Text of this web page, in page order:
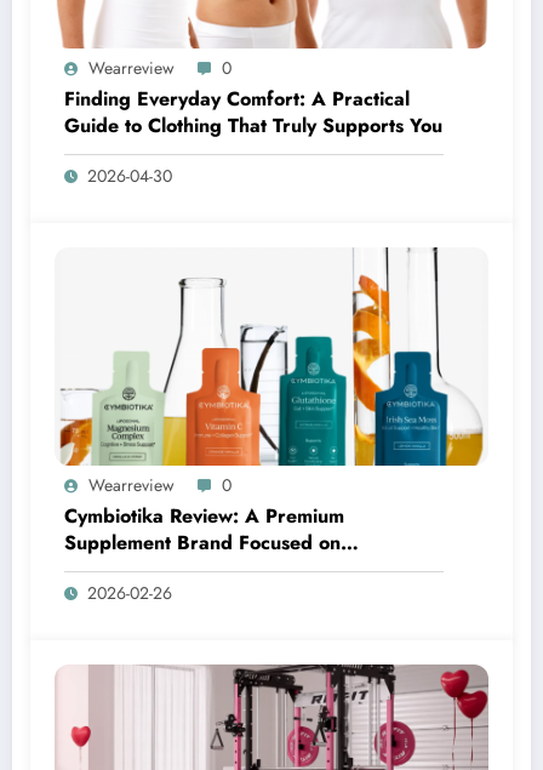
Wearreview 0
Finding Everyday Comfort: A Practical
Guide to Clothing That Truly Supports You
2026-04-30
Wearreview 0
Cymbiotika Review: A Premium
Supplement Brand Focused on
Transparency, Science, and Real Results
2026-02-26